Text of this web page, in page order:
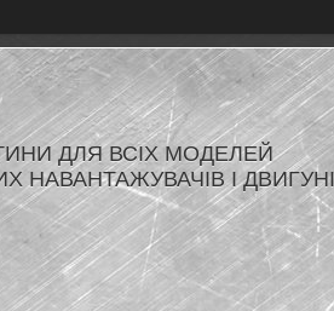
ДЛЯ ВСІХ МОДЕЛЕЙ
НАВАНТАЖУВАЧІВ І